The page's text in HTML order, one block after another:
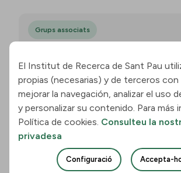
Grups associats
Anestesiologia
Grups associats
El Institut de Recerca de Sant Pau
propias (necesarias) y de terceros
mejorar la navegación, analizar el uso
y personalizar su contenido. Para más
Política de cookies. Consulteu la
privadesa
Configuració Accepta-